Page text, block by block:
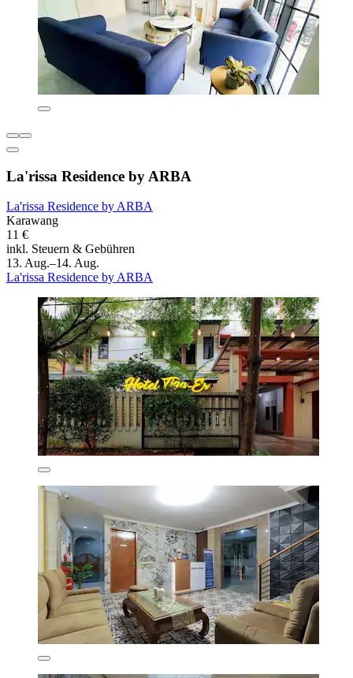
La'rissa Residence by ARBA
La'rissa Residence by ARBA
Karawang
11 €
inkl. Steuern & Gebühren
13. Aug.–14. Aug.
La'rissa Residence by ARBA